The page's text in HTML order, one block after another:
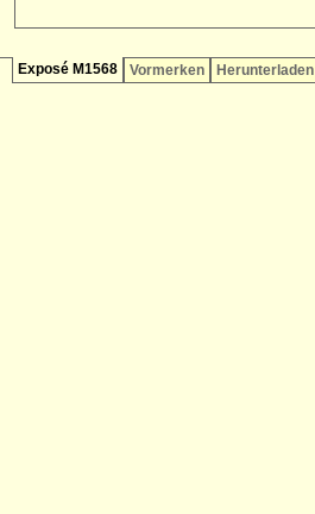
Exposé M1568 Vormerken Herunterladen